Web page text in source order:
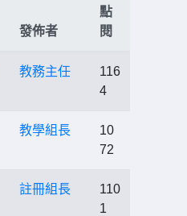
發佈者
點
閱
教務主任
116
4
教學組長
10
72
註冊組長
110
1